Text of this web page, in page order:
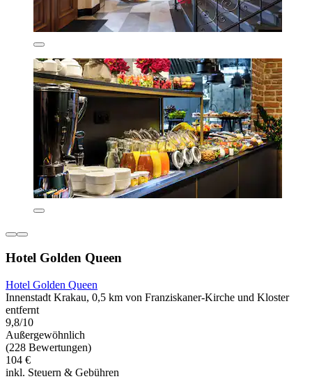
Hotel Golden Queen
Hotel Golden Queen
Innenstadt Krakau, 0,5 km von Franziskaner-Kirche und Kloster
entfernt
9,8/10
Außergewöhnlich
(228 Bewertungen)
104 €
inkl. Steuern & Gebühren